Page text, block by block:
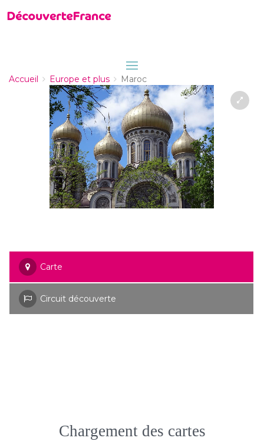
Accueil Europe et plus Maroc
Carte
Circuit découverte
Chargement des cartes